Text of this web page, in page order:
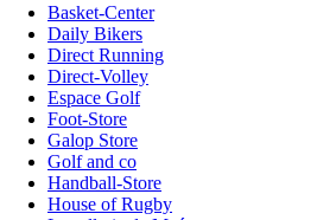
Basket-Center
Daily Bikers
Direct Running
Direct-Volley
Espace Golf
Foot-Store
Galop Store
Golf and co
Handball-Store
House of Rugby